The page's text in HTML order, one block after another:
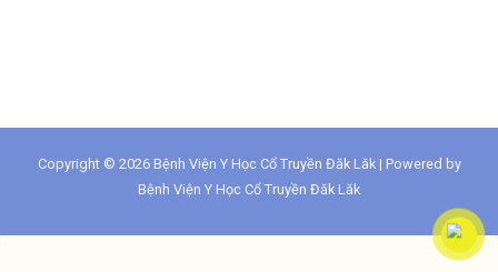
Copyright © 2026 Bệnh Viện Y Học Cổ Truyền Đăk Lăk | Powered by
Bệnh Viện Y Học Cổ Truyền Đăk Lăk